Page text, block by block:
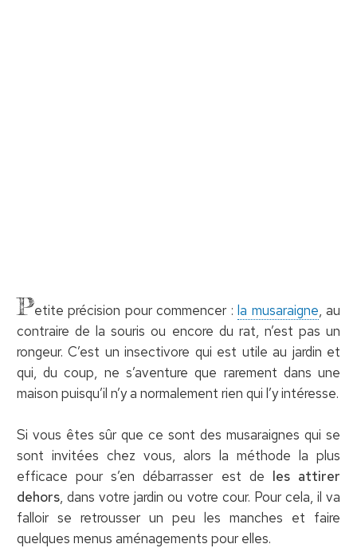
Petite précision pour commencer :la musaraigne, au
contraire de la souris ou encore du rat, n’est pas un
rongeur. C’est un insectivore qui est utile au jardin et
qui, du coup, ne s’aventure que rarement dans une
maison puisqu’il n’y a normalement rien qui l’y intéresse.
Si vous êtes sûr que ce sont des musaraignes qui se
sont invitées chez vous, alors la méthode la plus
efficace pour s’en débarrasser est de les attirer
dehors, dans votre jardin ou votre cour. Pour cela, il va
falloir se retrousser un peu les manches et faire
quelques menus aménagements pour elles.